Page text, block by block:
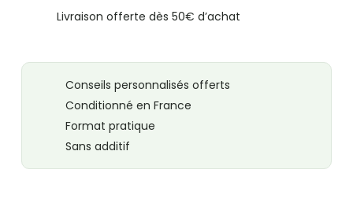
Livraison offerte dès 50€ d’achat
Conseils personnalisés offerts
Conditionné en France
Format pratique
Sans additif